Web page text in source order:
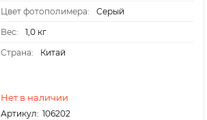
Цвет фотополимера:
Серый
Вес:
1,0 кг
Страна:
Китай
Нет в наличии
Артикул: 106202